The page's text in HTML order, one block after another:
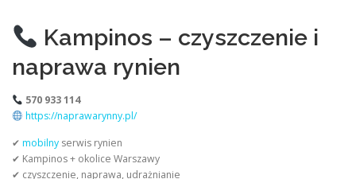
Kampinos – czyszczenie i
naprawa rynien
570 933 114
https://naprawarynny.pl/
✔ mobilny serwis rynien
✔ Kampinos + okolice Warszawy
✔ czyszczenie, naprawa, udrażnianie